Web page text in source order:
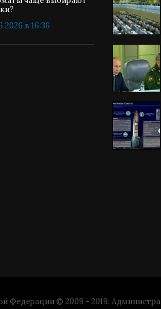
в 16:36
Федерации © 2009 - 2019.